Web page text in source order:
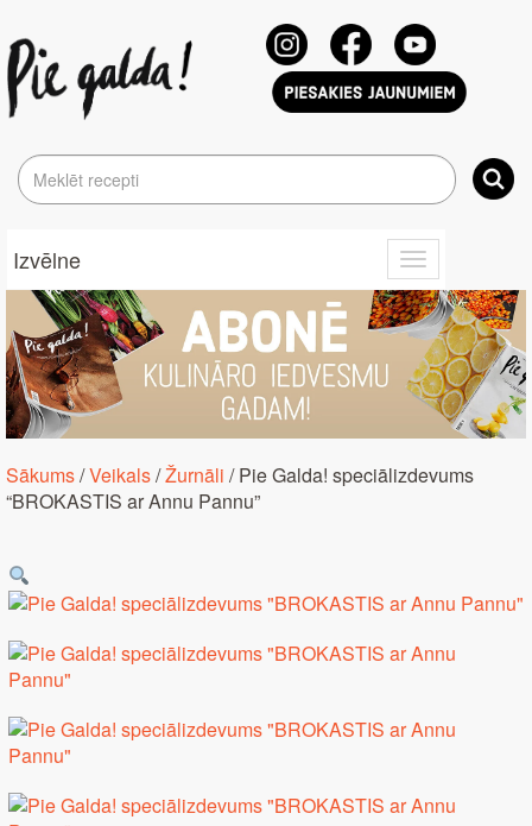
Toggle
navigation
Izvēlne
Sākums/Veikals/Žurnāli / Pie Galda! speciālizdevums
“BROKASTIS ar Annu Pannu”